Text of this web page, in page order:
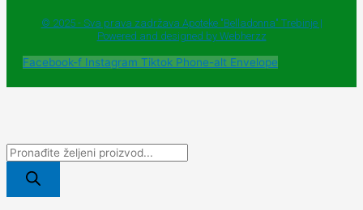
© 2025 - Sva prava zadržava Apoteke "Belladonna" Trebinje |
Powered and designed by Webherzz
Facebook-f Instagram Tiktok Phone-alt Envelope